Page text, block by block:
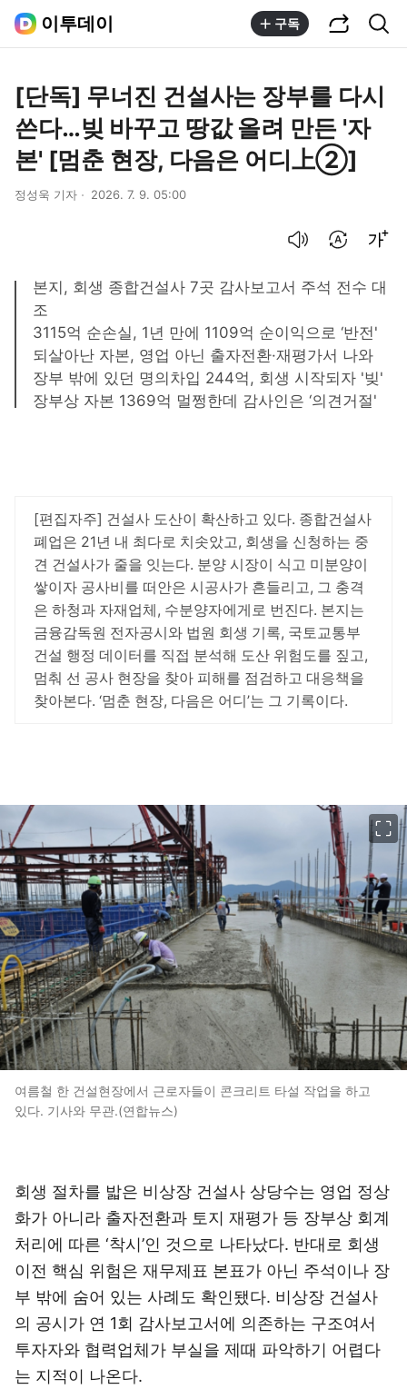
이투데이 구독
[단독] 무너진 건설사는 장부를 다시
쓴다…빚 바꾸고 땅값 올려 만든 '자
본' [멈춘 현장, 다음은 어디上②]
정성욱 기자 2026. 7. 9. 05:00
본지, 회생 종합건설사 7곳 감사보고서 주석 전수 대
조
3115억 순손실, 1년 만에 1109억 순이익으로 ‘반전'
되살아난 자본, 영업 아닌 출자전환·재평가서 나와
장부 밖에 있던 명의차입 244억, 회생 시작되자 '빚'
장부상 자본 1369억 멀쩡한데 감사인은 ‘의견거절'
[편집자주] 건설사 도산이 확산하고 있다. 종합건설사
폐업은 21년 내 최다로 치솟았고, 회생을 신청하는 중
견 건설사가 줄을 잇는다. 분양 시장이 식고 미분양이
쌓이자 공사비를 떠안은 시공사가 흔들리고, 그 충격
은 하청과 자재업체, 수분양자에게로 번진다. 본지는
금융감독원 전자공시와 법원 회생 기록, 국토교통부
건설 행정 데이터를 직접 분석해 도산 위험도를 짚고,
멈춰 선 공사 현장을 찾아 피해를 점검하고 대응책을
찾아본다. ‘멈춘 현장, 다음은 어디’는 그 기록이다.
여름철 한 건설현장에서 근로자들이 콘크리트 타설 작업을 하고
있다. 기사와 무관.(연합뉴스)
회생 절차를 밟은 비상장 건설사 상당수는 영업 정상
화가 아니라 출자전환과 토지 재평가 등 장부상 회계
처리에 따른 ‘착시’인 것으로 나타났다. 반대로 회생
이전 핵심 위험은 재무제표 본표가 아닌 주석이나 장
부 밖에 숨어 있는 사례도 확인됐다. 비상장 건설사
의 공시가 연 1회 감사보고서에 의존하는 구조여서
투자자와 협력업체가 부실을 제때 파악하기 어렵다
는 지적이 나온다.